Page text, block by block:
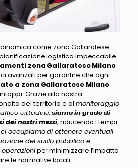
come zona Gallaratese
logistica impeccabile.
zona Gallaratese Milano
avanzati per garantire che ogni
a zona Gallaratese Milano
Grazie alla nostra
del territorio e al monitoraggio
cittadino, siamo in grado di
dei nostri mezzi, riducendo i tempi
ci occupiamo di ottenere eventuali
del suolo pubblico e
per minimizzare l’impatto
le normative locali.